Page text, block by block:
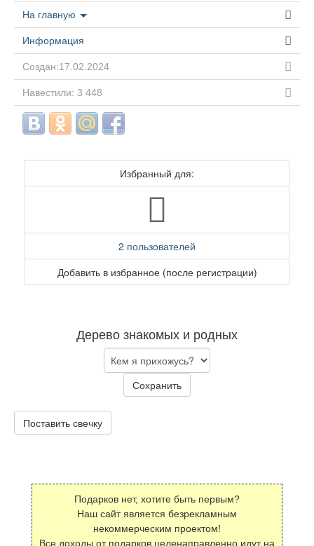
На главную
Информация
Создан:17.02.2024
Навестили: 3 448
Избранный для:
2 пользователей
Добавить в избранное (после регистрации)
Дерево знакомых и родных
Сохранить
Поставить свечку
Подарков нет, хотите быть первым?
Наш сайт является безрекламным
некоммерческим проектом!
Все доходы от подарков целенаправленно идут на